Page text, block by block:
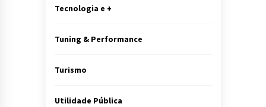
Tecnologia e +
Tuning & Performance
Turismo
Utilidade Pública